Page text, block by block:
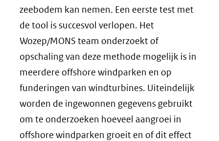
zeebodem kan nemen. Een eerste test met
de tool is succesvol verlopen. Het
Wozep/MONS team onderzoekt of
opschaling van deze methode mogelijk is in
meerdere offshore windparken en op
funderingen van windturbines. Uiteindelijk
worden de ingewonnen gegevens gebruikt
om te onderzoeken hoeveel aangroei in
offshore windparken groeit en of dit effect